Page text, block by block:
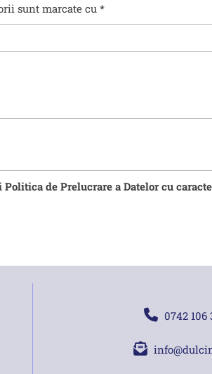
sunt marcate cu *
de Prelucrare a Datelor cu
0742 106